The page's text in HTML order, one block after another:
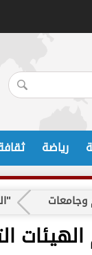
رياضة
وجامعات
الهيئات